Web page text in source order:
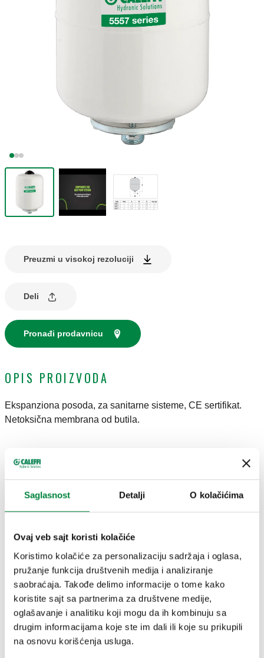
Saglasnost Detalji O kolačićima
Ovaj veb sajt koristi kolačiće
Koristimo kolačiće za personalizaciju sadržaja i oglasa,
pružanje funkcija društvenih medija i analiziranje
saobraćaja. Takođe delimo informacije o tome kako
koristite sajt sa partnerima za društvene medije,
oglašavanje i analitiku koji mogu da ih kombinuju sa
drugim informacijama koje ste im dali ili koje su prikupili
na osnovu korišćenja usluga.
Preuzmi u visokoj rezoluciji
Deli
Pronađi prodavnicu
OPIS PROIZVODA
Ekspanziona posoda, za sanitarne sisteme, CE sertifikat.
Netoksična membrana od butila.
TEHNIČKI PODACI
Raspon radne temperature sistema
-10–100 °C
Maksimalni radni pritisak:10 bar
CERTIFIKATI
CRTEŽI I SPECIFIKACIJE